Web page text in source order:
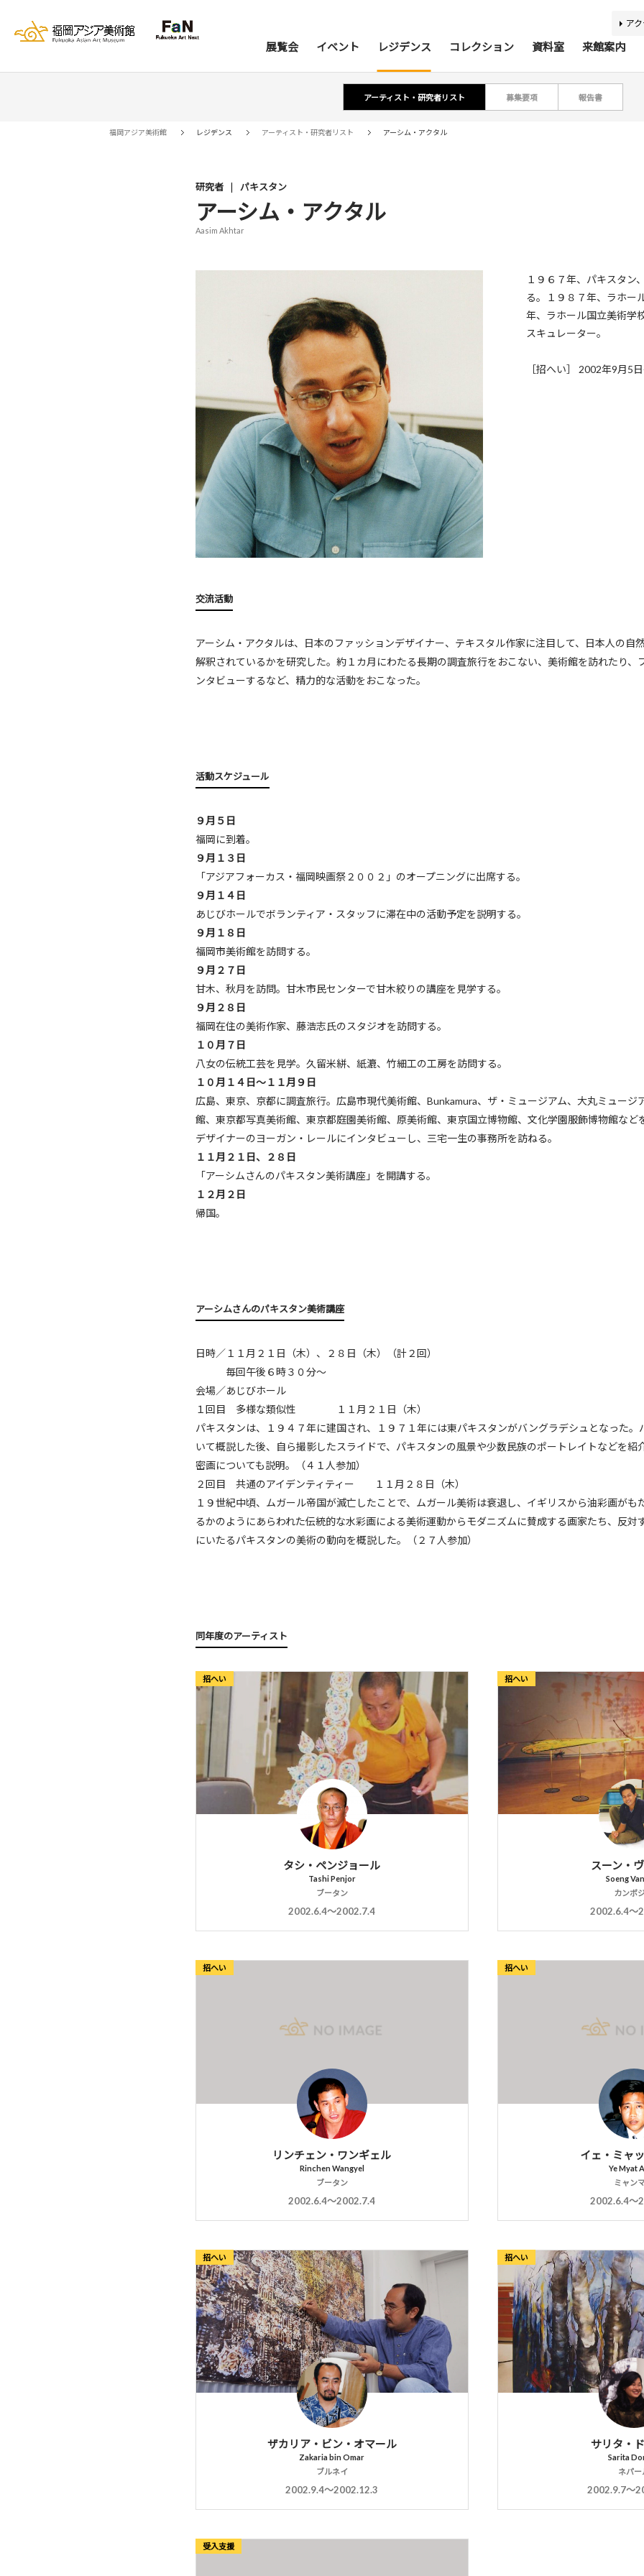
展覧会 イベント レジデンス コレクション 資料室 来館案内
利用案内
施設貸出
基本理念
あじびの楽しみ方
ア
アーティスト・研究者リスト 募集要項 報告書
福岡アジア美術館 レジデンス アーティスト・研究者リスト アーシム・アクタル
研究者 パキスタン
アーシム・アクタル
Aasim Akhtar
１９６７年、パキスタン
る。１９８７年、ラホー
年、ラホール国立美術学
スキュレーター。
［招へい］ 2002年9月5
交流活動
アーシム・アクタルは、日本のファッションデザイナー、テキスタル作家に注目して、日本人の自
解釈されているかを研究した。約１カ月にわたる長期の調査旅行をおこない、美術館を訪れたり、
ンタビューするなど、精力的な活動をおこなった。
活動スケジュール
９月５日
福岡に到着。
９月１３日
「アジアフォーカス・福岡映画祭２００２」のオープニングに出席する。
９月１４日
あじびホールでボランティア・スタッフに滞在中の活動予定を説明する。
９月１８日
福岡市美術館を訪問する。
９月２７日
甘木、秋月を訪問。甘木市民センターで甘木絞りの講座を見学する。
９月２８日
福岡在住の美術作家、藤浩志氏のスタジオを訪問する。
１０月７日
八女の伝統工芸を見学。久留米絣、紙漉、竹細工の工房を訪問する。
１０月１４日～１１月９日
広島、東京、京都に調査旅行。広島市現代美術館、Bunkamura、ザ・ミュージアム、大丸ミュージ
館、東京都写真美術館、東京都庭園美術館、原美術館、東京国立博物館、文化学園服飾博物館など
デザイナーのヨーガン・レールにインタビューし、三宅一生の事務所を訪ねる。
１１月２１日、２８日
「アーシムさんのパキスタン美術講座」を開講する。
１２月２日
帰国。
アーシムさんのパキスタン美術講座
日時／１１月２１日（木）、２８日（木）（計２回）
毎回午後６時３０分～
会場／あじびホール
１回目 多様な類似性 １１月２１日（木）
パキスタンは、１９４７年に建国され、１９７１年には東パキスタンがバングラデシュとなった。
いて概説した後、自ら撮影したスライドで、パキスタンの風景や少数民族のポートレイトなどを紹
密画についても説明。（４１人参加）
２回目 共通のアイデンティティー １１月２８日（木）
１９世紀中頃、ムガール帝国が滅亡したことで、ムガール美術は衰退し、イギリスから油彩画がも
るかのようにあらわれた伝統的な水彩画による美術運動からモダニズムに賛成する画家たち、反対
にいたるパキスタンの美術の動向を概説した。（２７人参加）
同年度のアーティスト
招へい
タシ・ペンジョール
Tashi Penjor
ブータン
2002.6.4〜2002.7.4
招へい
スーン・
Soeng
カンボ
2002.6.4〜
招へい
リンチェン・ワンギェル
Rinchen Wangyel
ブータン
2002.6.4〜2002.7.4
招へい
イェ・ミャ
Ye Myat
ミャン
2002.6.4〜
招へい
ザカリア・ビン・オマール
Zakaria bin Omar
ブルネイ
2002.9.4〜2002.12.3
招へい
サリタ・
Sarita
ネパー
2002.9.7〜
受入支援